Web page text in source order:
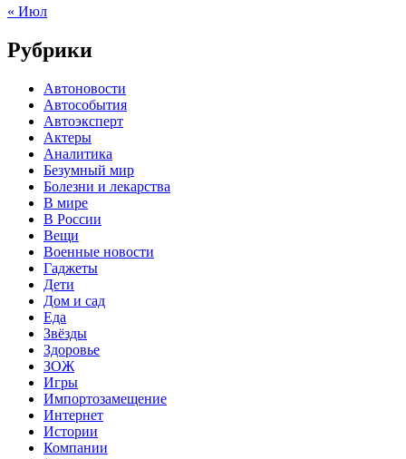
« Июл
Рубрики
Автоновости
Автособытия
Автоэксперт
Актеры
Аналитика
Безумный мир
Болезни и лекарства
В мире
В России
Вещи
Военные новости
Гаджеты
Дети
Дом и сад
Еда
Звёзды
Здоровье
ЗОЖ
Игры
Импортозамещение
Интернет
Истории
Компании